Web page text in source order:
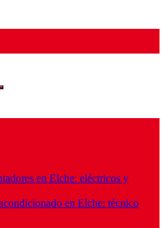
en Elche: eléctricos y
en Elche: técnico